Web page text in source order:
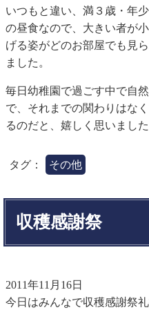
いつもと違い、満３歳・年
の昼食なので、大きい者が
げる姿がどのお部屋でも見
ました。
毎日幼稚園で過ごす中で自
で、それまでの関わりはな
るのだと、嬉しく思いました
タグ： その他
収穫感謝祭
2011年11月16日
今日はみんなで収穫感謝祭